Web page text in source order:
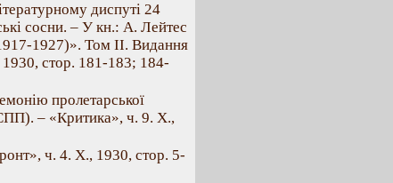
диспуті 24
сосни. – У кн.: А. Лейтес
1927)». Том II. Видання
стор. 181-183; 184-
пролетарської
– «Критика», ч. 9. X.,
ч. 4. X., 1930, стор. 5-